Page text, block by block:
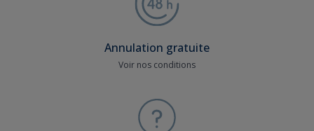
Annulation gratuite
Voir nos conditions